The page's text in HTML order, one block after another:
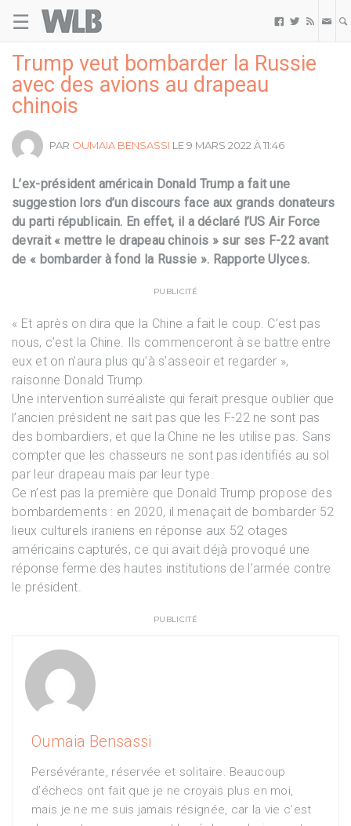
☰   
Trump veut bombarder la Russie
avec des avions au drapeau
chinois
PAR OUMAIA BENSASSI LE 9 MARS 2022 À 11:46
L’ex-président américain Donald Trump a fait une
suggestion lors d’un discours face aux grands donateurs
du parti républicain. En effet, il a déclaré l’US Air Force
devrait « mettre le drapeau chinois » sur ses F-22 avant
de « bombarder à fond la Russie ». Rapporte Ulyces.
PUBLICITÉ
« Et après on dira que la Chine a fait le coup. C’est pas
nous, c’est la Chine. Ils commenceront à se battre entre
eux et on n’aura plus qu’à s’asseoir et regarder »,
raisonne Donald Trump.
Une intervention surréaliste qui ferait presque oublier que
l’ancien président ne sait pas que les F-22 ne sont pas
des bombardiers, et que la Chine ne les utilise pas. Sans
compter que les chasseurs ne sont pas identifiés au sol
par leur drapeau mais par leur type.
Ce n’est pas la première que Donald Trump propose des
bombardements : en 2020, il menaçait de bombarder 52
lieux culturels iraniens en réponse aux 52 otages
américains capturés, ce qui avait déjà provoqué une
réponse ferme des hautes institutions de l’armée contre
le président.
PUBLICITÉ
Oumaia Bensassi
Persévérante, réservée et solitaire. Beaucoup
d’échecs ont fait que je ne croyais plus en moi,
mais je ne me suis jamais résignée, car la vie c’est